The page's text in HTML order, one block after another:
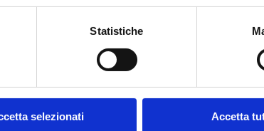
Statistiche
selezionati Accetta
ordinario nell’Accademia Italiana di Economia
e controlli; intermediazione finanziaria non
dei Consigli di Amministrazione; gestione del